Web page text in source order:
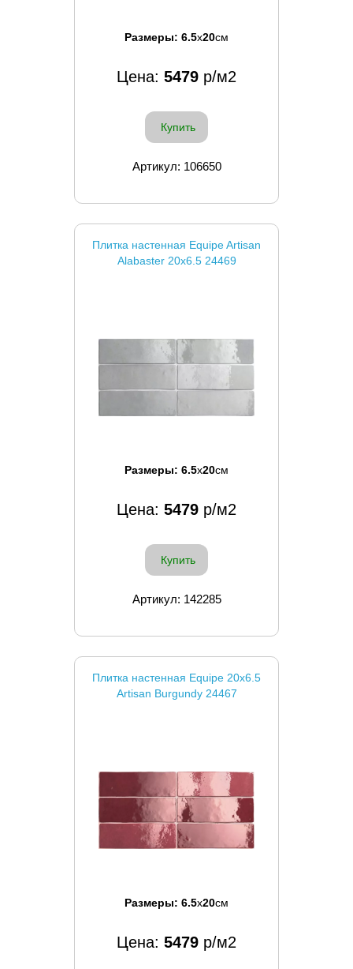
Размеры: 6.5x20см
Цена: 5479 р/м2
Купить
Артикул: 106650
Плитка настенная Equipe Artisan
Alabaster 20x6.5 24469
Размеры: 6.5x20см
Цена: 5479 р/м2
Купить
Артикул: 142285
Плитка настенная Equipe 20x6.5
Artisan Burgundy 24467
Размеры: 6.5x20см
Цена: 5479 р/м2